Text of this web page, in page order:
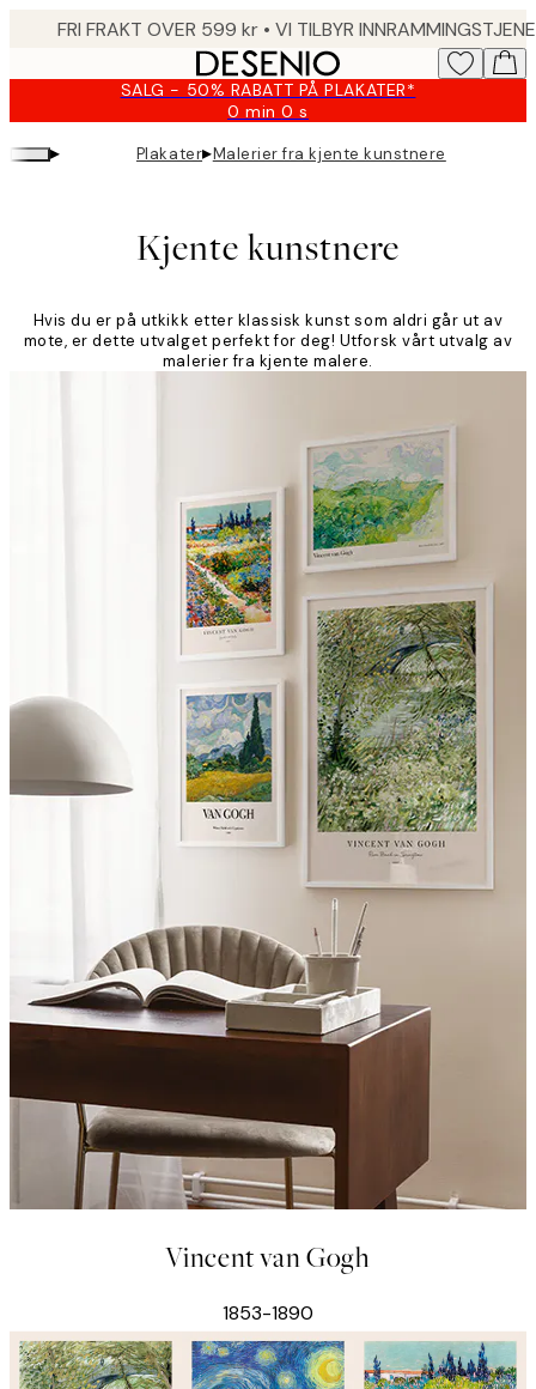
SALG - 50% RABATT PÅ PLAKATER*
0 min0 s
Gyldig
til
og
10
▸ Plakater▸Malerier fra kjente kunstnere
Kjente kunstnere
Hvis du er på utkikk etter klassisk kunst som aldri går ut av
mote, er dette utvalget perfekt for deg! Utforsk vårt utvalg av
malerier fra kjente malere.
Vincent van Gogh
1853-1890